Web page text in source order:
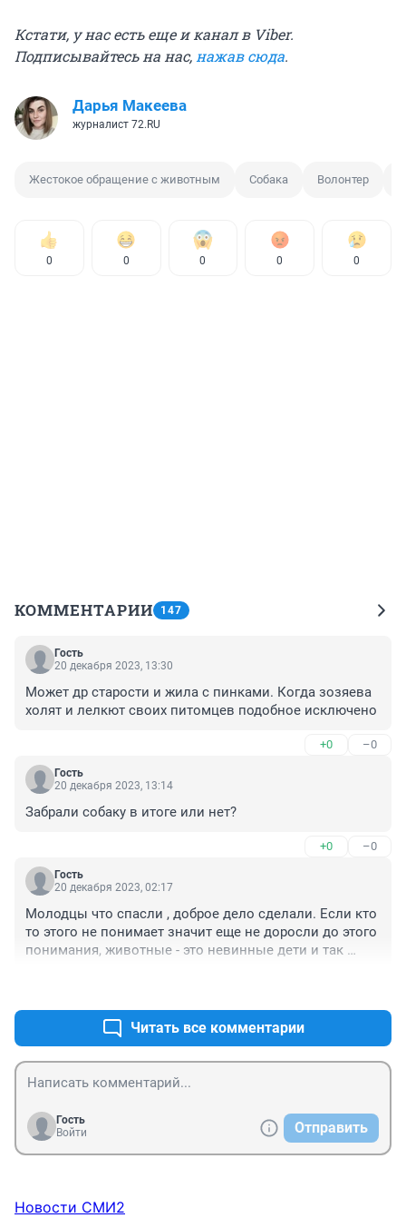
Кстати, у нас есть еще и канал в Viber.
Подписывайтесь на нас, нажав сюда.
Дарья Макеева
журналист 72.RU
Жестокое обращение с животным Собака Волонтер
0 0 0 0 0
КОММЕНТАРИИ 147
Гость
20 декабря 2023, 13:30
Может др старости и жила с пинками. Когда зозяева
холят и лелкют своих питомцев подобное исключено
+0 –0
Гость
20 декабря 2023, 13:14
Забрали собаку в итоге или нет?
+0 –0
Гость
20 декабря 2023, 02:17
Молодцы что спасли , доброе дело сделали. Если кто
то этого не понимает значит еще не доросли до этого
понимания, животные - это невинные дети и так
Читать все комментарии
Гость
Войти
Отправить
Новости СМИ2